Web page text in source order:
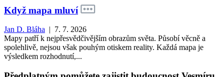
Když mapa mluví
Jan D. Bláha | 7. 7. 2026
Mapy patří k nejpřesvědčivějším obrazům světa. Působí věcně a
spolehlivě, nejsou však pouhým otiskem reality. Každá mapa je
výsledkem rozhodnutí,...